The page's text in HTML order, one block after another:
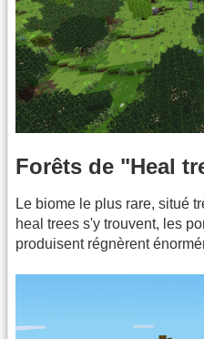
Forêts de "Heal
Le biome le plus rare, situé
heal trees s'y trouvent, les
produisent régnèrent